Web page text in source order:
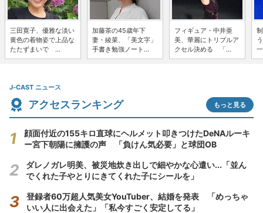
三田寛子、優雅な淡い
黄色の着物姿で上品な
たたずまいで ...
加藤茶の45歳年下
妻・綾菜、「美文字」
手書き勉強ノート...
フィギュア・中井亜
美、華麗にトリプルア
クセル決める 「...
J-CAST ニュース
アクセスランキング もっと見る
顔面付近の155キロ直球にヘルメット叩きつけたDeNAルーキ
ー宮下朝陽に擁護の声 「負けん気必要」と球団OB
ダレノガレ明美、被災地炊き出しで細やかな心遣い...「並ん
でくれた子やとりにきてくれた子にシールを」
登録者60万超人気美女YouTuber、結婚を発表 「めっちゃ
いい人に出会えた」「私今すごく安定してる」